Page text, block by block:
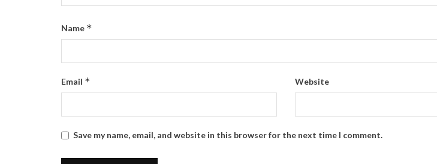
Name *
Email * Website
Save my name, email, and website in this browser for the next time I comment.